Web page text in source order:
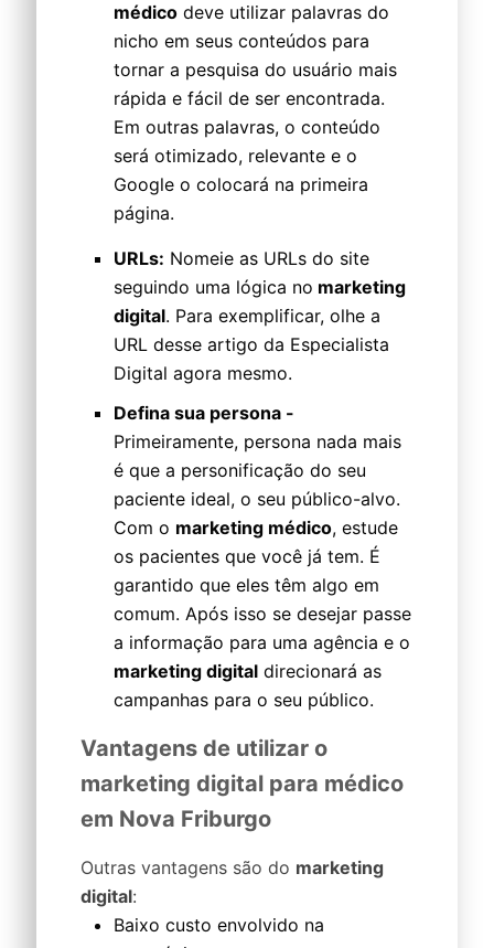
médico deve utilizar palavras do
nicho em seus conteúdos para
tornar a pesquisa do usuário mais
rápida e fácil de ser encontrada.
Em outras palavras, o conteúdo
será otimizado, relevante e o
Google o colocará na primeira
página.
URLs: Nomeie as URLs do site
seguindo uma lógica no marketing
digital. Para exemplificar, olhe a
URL desse artigo da Especialista
Digital agora mesmo.
Defina sua persona -
Primeiramente, persona nada mais
é que a personificação do seu
paciente ideal, o seu público-alvo.
Com o marketing médico, estude
os pacientes que você já tem. É
garantido que eles têm algo em
comum. Após isso se desejar passe
a informação para uma agência e o
marketing digital direcionará as
campanhas para o seu público.
Vantagens de utilizar o
marketing digital para médico
em Nova Friburgo
Outras vantagens são do marketing
digital:
Baixo custo envolvido na